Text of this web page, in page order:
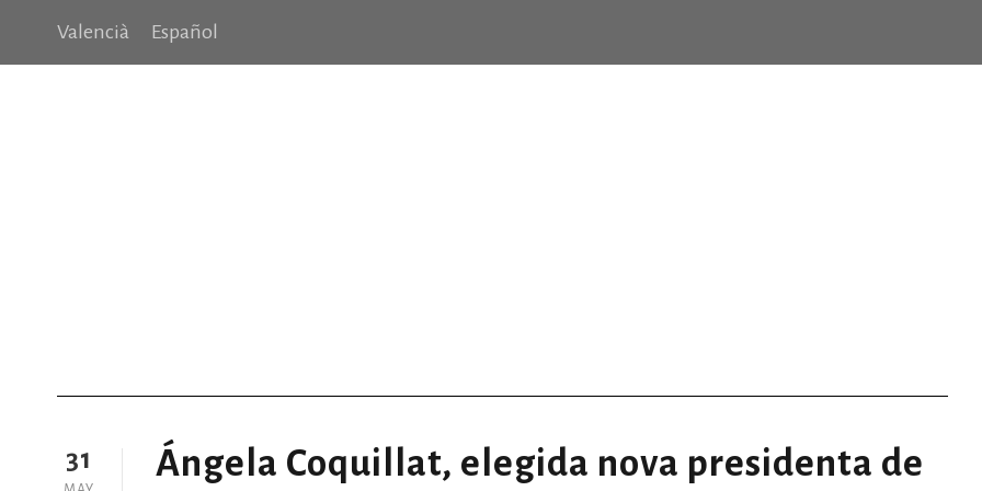
Valencià Español
31
Ángela Coquillat, elegida nova presidenta de